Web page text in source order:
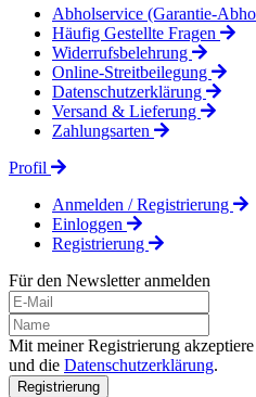
Abholservice (Garantie-
Häufig Gestellte Fragen
Widerrufsbelehrung
Online-Streitbeilegung
Datenschutzerklärung
Versand & Lieferung
Zahlungsarten
Profil
Anmelden / Registrierung
Einloggen
Registrierung
Für den Newsletter anmelden
Mit meiner Registrierung
und die Datenschutzerklärung.
Registrierung